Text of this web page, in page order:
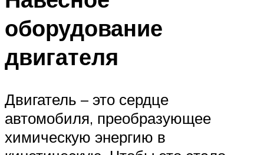
оборудование
двигателя
Двигатель – это сердце
автомобиля, преобразующее
химическую энергию в